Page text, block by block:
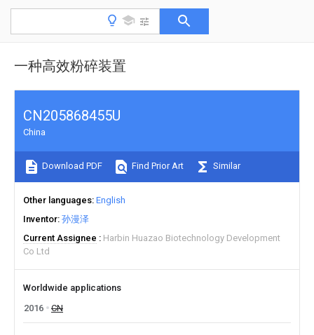
一种高效粉碎装置
CN205868455U
China
Download PDF Find Prior Art Similar
Other languages English
Inventor 孙漫泽
Current Assignee
Harbin Huazao Biotechnology Development
Co Ltd
Worldwide applications
2016
CN